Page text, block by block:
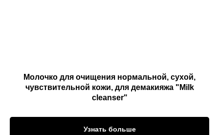
Молочко для очищения нормальной, сухой,
чувствительной кожи, для демакияжа "Milk
cleanser"
Узнать больше